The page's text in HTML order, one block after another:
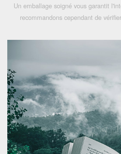
Un emballage soigné vous garantit
recommandons cependant de